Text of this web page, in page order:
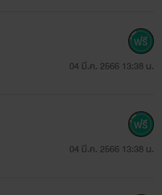
04 มี.ค. 2566 13:38 น.
04 มี.ค. 2566 13:38 น.